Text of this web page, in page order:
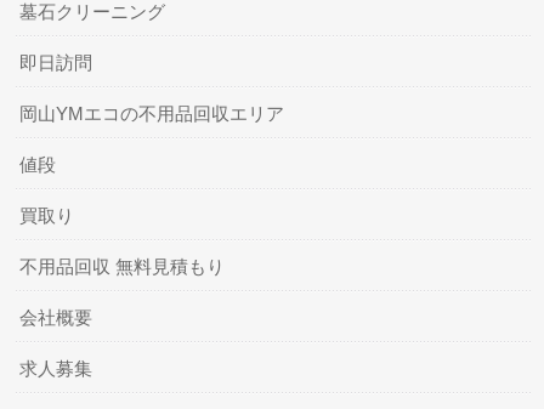
墓石クリーニング
即日訪問
岡山YMエコの不用品回収エリア
値段
買取り
不用品回収 無料見積もり
会社概要
求人募集